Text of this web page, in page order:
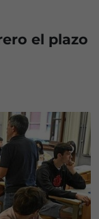
el plazo